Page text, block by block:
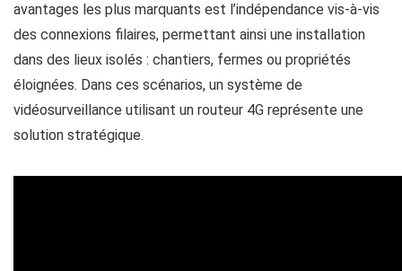
avantages les plus marquants est l’indépendance vis-à-vis
des connexions filaires, permettant ainsi une installation
dans des lieux isolés : chantiers, fermes ou propriétés
éloignées. Dans ces scénarios, un système de
vidéosurveillance utilisant un routeur 4G représente une
solution stratégique.